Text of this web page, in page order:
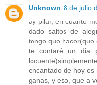
Unknown 8 de julio
ay pilar, en cuanto
dado saltos de
tengo que hacer(que
te contaré un dia
encantado de hoy es
ganas, y eso, que a